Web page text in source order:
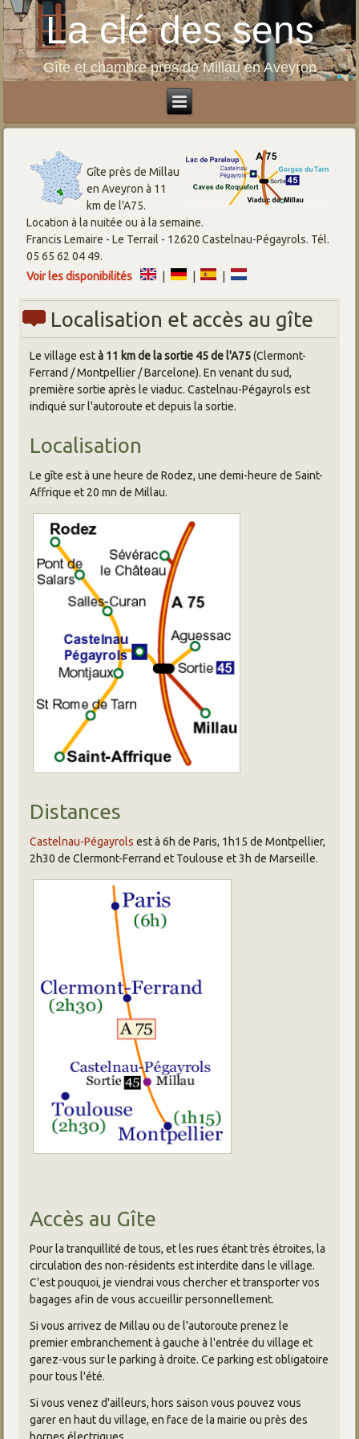
La clé des sens
Gîte et chambre près de Millau en Aveyron
Gîte près de Millau
en Aveyron à 11
km de l'A75.
Location à la nuitée ou à la semaine.
Francis Lemaire - Le Terrail - 12620 Castelnau-Pégayrols. Tél.
05 65 62 04 49.
Voir les disponibilités
Localisation et accès au gîte
Le village està 11 km de la sortie 45 de l'A75(Clermont-
Ferrand / Montpellier / Barcelone). En venant du sud,
première sortie après le viaduc. Castelnau-Pégayrols est
indiqué sur l'autoroute et depuis la sortie.
Localisation
Le gîte est à une heure de Rodez, une demi-heure de Saint-
Affrique et 20 mn de Millau.
Distances
Castelnau-Pégayrols est à 6h de Paris, 1h15 de Montpellier,
2h30 de Clermont-Ferrand et Toulouse et 3h de Marseille.
Accès au Gîte
Pour la tranquillité de tous, et les rues étant très étroites, la
circulation des non-résidents est interdite dans le village.
C'est pouquoi, je viendrai vous chercher et transporter vos
bagages afin de vous accueillir personnellement.
Si vous arrivez de Millau ou de l'autoroute prenez le
premier embranchement à gauche à l'entrée du village et
garez-vous sur le parking à droite. Ce parking est obligatoire
pour tous l'été.
Si vous venez d'ailleurs, hors saison vous pouvez vous
garer en haut du village, en face de la mairie ou près des